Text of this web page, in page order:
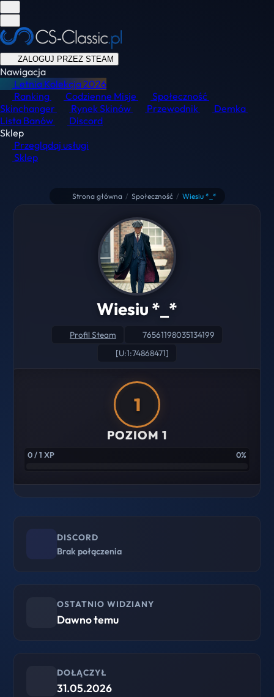
ZALOGUJ PRZEZ STEAM
Nawigacja
Letnia Kolekcja2026
Ranking
Codzienne Misje
Społeczność
Skinchanger
Rynek Skinów Przewodnik
Demka
Lista Banów
Discord
Sklep
Przeglądaj usługi
Sklep
Strona główna / Społeczność / Wiesiu *_*
Wiesiu *_*
Profil Steam
76561198035134199
[U:1:74868471]
1
POZIOM 1
0 / 1 XP 0%
DISCORD
Brak połączenia
OSTATNIO WIDZIANY
Dawno temu
DOŁĄCZYŁ
31.05.2026